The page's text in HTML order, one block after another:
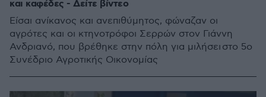
και καφέδες - Δείτε βίντεο
Είσαι ανίκανος και ανεπιθύμητος, φώναζαν οι
αγρότες και οι κτηνοτρόφοι Σερρών στον Γιάννη
Ανδριανό, που βρέθηκε στην πόλη για μιλήσει στο 5ο
Συνέδριο Αγροτικής Οικονομίας